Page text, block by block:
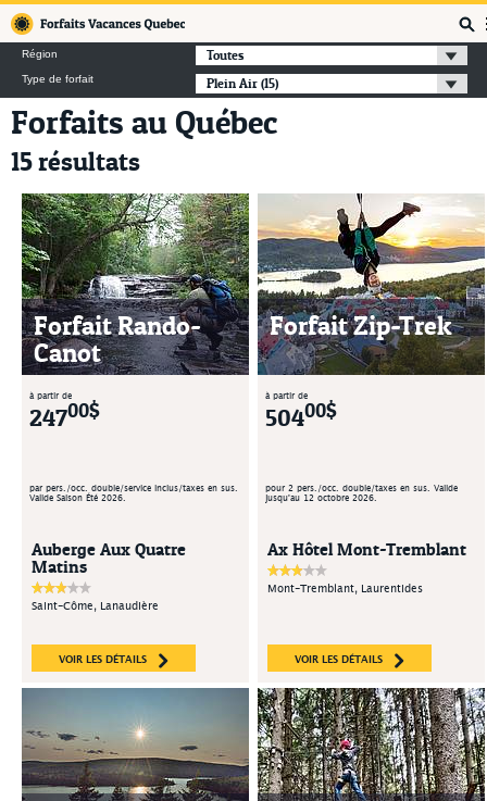
Région Toutes
Type de forfait Plein Air (15)
Forfaits au Québec
15 résultats
Forfait Rando-
Canot
à partir de
24700$
par pers./occ. double/service inclus/taxes en sus.
Valide Saison Été 2026.
Auberge Aux Quatre
Matins
Saint-Côme, Lanaudière
VOIR LES DÉTAILS
Forfait Zip-Trek
à partir de
50400$
pour 2 pers./occ. double/taxes en sus. Valide
jusqu'au 12 octobre 2026.
Ax Hôtel Mont-Tremblant
Mont-Tremblant, Laurentides
VOIR LES DÉTAILS